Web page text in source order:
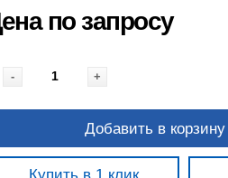
Цена по запросу
- +
Добавить в корзину
Купить в 1 клик